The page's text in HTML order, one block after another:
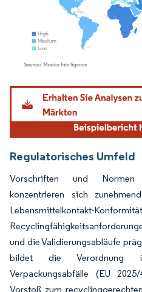
Bild © Mordor Intelligence.
Regulatorisches Umfeld
Vorschriften und Normen
konzentrieren sich
und die Validierungsabläufe
bildet die Verordnung
Verpackungsabfälle (EU
Vorstoß zum